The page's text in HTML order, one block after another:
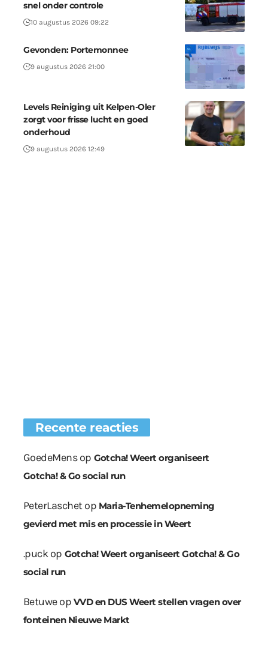
snel onder controle
10 augustus 2026 09:22
Gevonden: Portemonnee
9 augustus 2026 21:00
Levels Reiniging uit Kelpen-Oler
zorgt voor frisse lucht en goed
onderhoud
9 augustus 2026 12:49
Recente reacties
GoedeMensop Gotcha! Weert organiseert
Gotcha! & Go social run
PeterLaschetop Maria-Tenhemelopneming
gevierd met mis en processie in Weert
.puckop Gotcha! Weert organiseert Gotcha! & Go
social run
Betuweop VVD en DUS Weert stellen vragen over
fonteinen Nieuwe Markt